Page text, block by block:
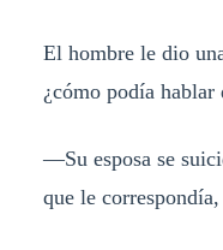
El hombre le dio
¿cómo podía hablar
—Su esposa se
que le